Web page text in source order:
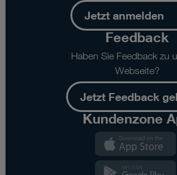
Jetzt anmelden
Feedback
Haben Sie Feedback zu
Webseite?
Jetzt Feedback
Kundenzone